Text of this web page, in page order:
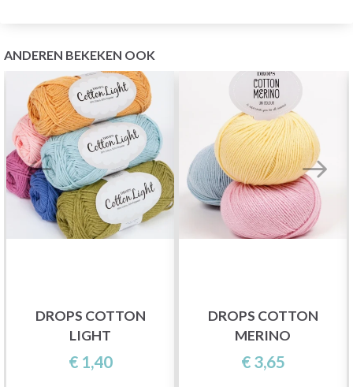
ANDEREN BEKEKEN OOK
DROPS COTTON
LIGHT
€ 1,40
DROPS COTTON
MERINO
€ 3,65